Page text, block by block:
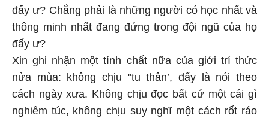
đấy ư? Chẳng phải là những người có học nhất và
thông minh nhất đang đứng trong đội ngũ của họ
đấy ư?
Xin ghi nhận một tính chất nữa của giới trí thức
nửa mùa: không chịu "tu thân’, đấy là nói theo
cách ngày xưa. Không chịu đọc bất cứ một cái gì
nghiêm túc, không chịu suy nghĩ một cách rốt ráo